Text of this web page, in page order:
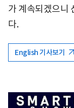
가 계속되겠으니
다.
English 기사보기